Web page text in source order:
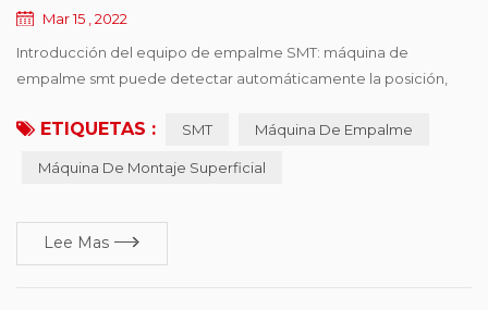
Mar 15 , 2022
Introducción del equipo de empalme SMT: máquina de
empalme smt puede detectar automáticamente la posición,
con la cinta. La máquina empalmadora SMT es fácil de operar,
mejora la eficiencia del consumo. profesional para línea de
ETIQUETAS : SMT Máquina De Empalme
Máquina De Montaje Superficial
Lee Mas